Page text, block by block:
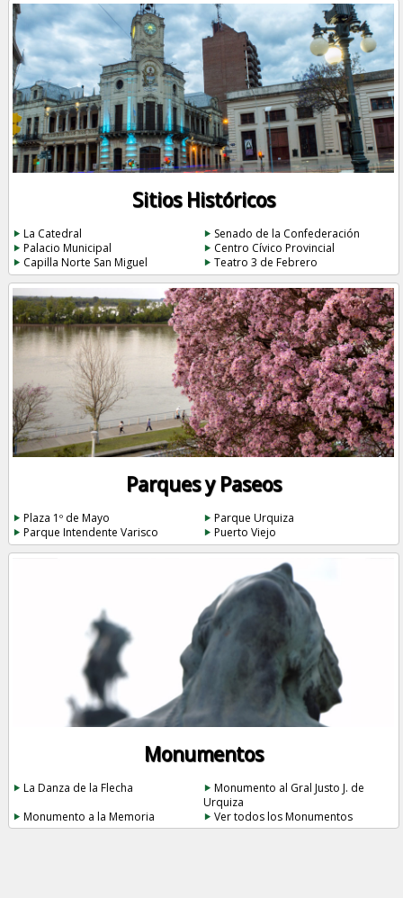
Sitios Históricos
La Catedral
Senado de la Confederación
Palacio Municipal
Centro Cívico Provincial
Capilla Norte San Miguel
Teatro 3 de Febrero
Parques y Paseos
Plaza 1º de Mayo
Parque Urquiza
Parque Intendente Varisco
Puerto Viejo
Monumentos
La Danza de la Flecha
Monumento al Gral Justo J. de
Urquiza
Monumento a la Memoria
Ver todos los Monumentos